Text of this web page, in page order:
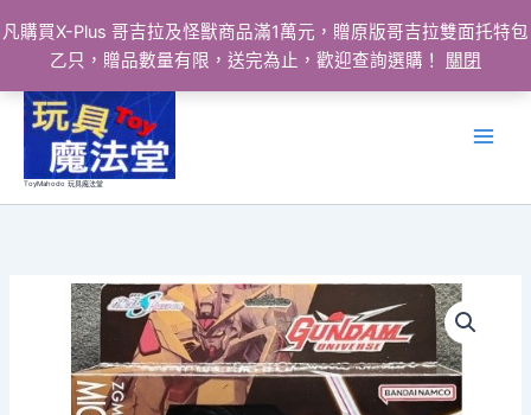
凡購買X-Plus 哥吉拉及怪獸商品滿1萬元，贈原版哥吉拉雙面托特包
乙只，贈品數量有限，送完為止，歡迎查詢選購！
關閉
ToyMahodo 玩具魔法堂